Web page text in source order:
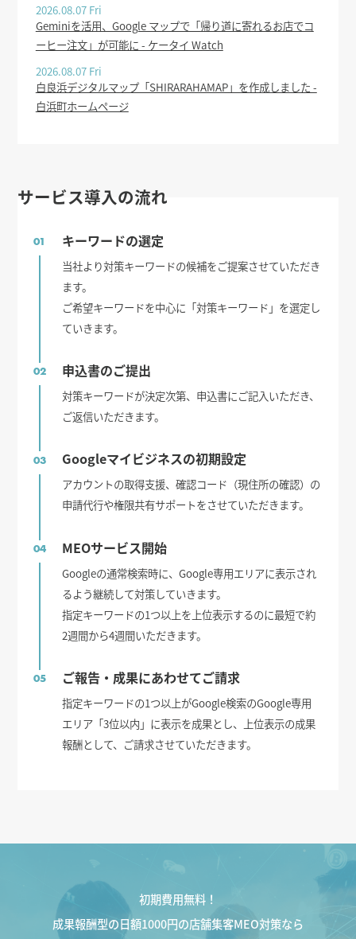
2026.08.07 Fri
Geminiを活用、Google マップで「帰り道に寄れるお店でコ
ーヒー注文」が可能に - ケータイ Watch
2026.08.07 Fri
白良浜デジタルマップ「SHIRARAHAMAP」を作成しました -
白浜町ホームページ
サービス導入の流れ
01 キーワードの選定
当社より対策キーワードの候補をご提案させていただき
ます。
ご希望キーワードを中心に「対策キーワード」を選定し
ていきます。
02 申込書のご提出
対策キーワードが決定次第、申込書にご記入いただき、
ご返信いただきます。
03 Googleマイビジネスの初期設定
アカウントの取得支援、確認コード（現住所の確認）の
申請代行や権限共有サポートをさせていただきます。
04 MEOサービス開始
Googleの通常検索時に、Google専用エリアに表示され
るよう継続して対策していきます。
指定キーワードの1つ以上を上位表示するのに最短で約
2週間から4週間いただきます。
05 ご報告・成果にあわせてご請求
指定キーワードの1つ以上がGoogle検索のGoogle専用
エリア「3位以内」に表示を成果とし、上位表示の成果
報酬として、ご請求させていただきます。
初期費用無料！
成果報酬型の日額1000円の店舗集客MEO対策なら